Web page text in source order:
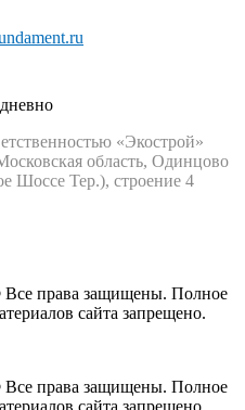
«Экострой»
область, Одинцово
Шоссе Тер.), строение 4
права защищены. Полное
сайта запрещено.
права защищены. Полное
сайта запрещено.